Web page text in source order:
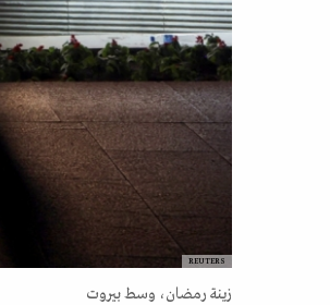
REUTERS
زينة رمضان، وسط بيروت